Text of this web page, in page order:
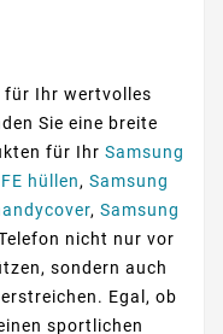
für Ihr wertvolles
Sie eine breite
für Ihr Samsung
hüllen, Samsung
, Samsung
nicht nur vor
sondern auch
Egal, ob
sportlichen